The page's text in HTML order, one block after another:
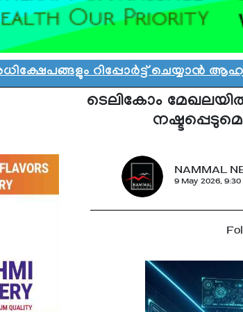
റിപ്പോർട്ട് ചെയ്യാൻ ആഹ്വാനം:
ടെലികോം
NAMMAL
9 May 2026, 9:30